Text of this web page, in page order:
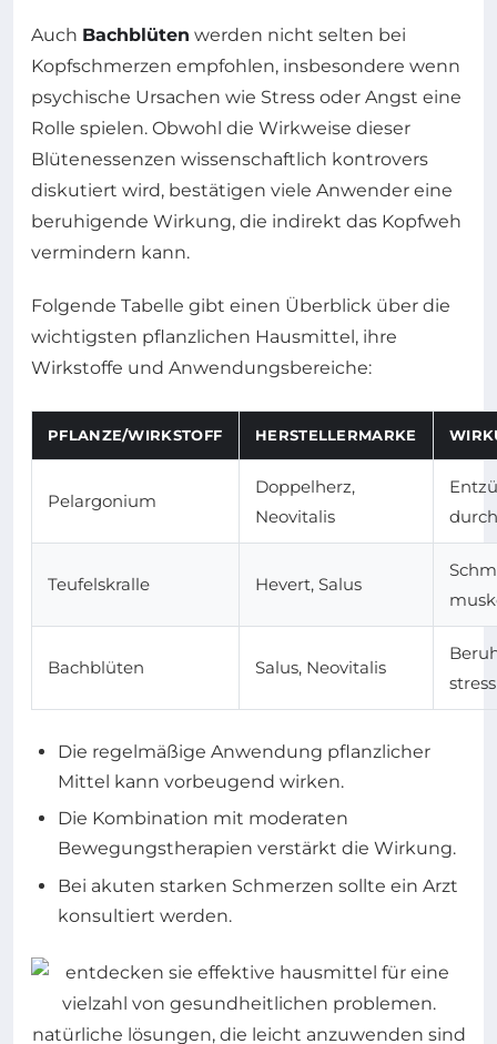
Auch Bachblüten werden nicht selten bei
Kopfschmerzen empfohlen, insbesondere wenn
psychische Ursachen wie Stress oder Angst eine
Rolle spielen. Obwohl die Wirkweise dieser
Blütenessenzen wissenschaftlich kontrovers
diskutiert wird, bestätigen viele Anwender eine
beruhigende Wirkung, die indirekt das Kopfweh
vermindern kann.
Folgende Tabelle gibt einen Überblick über die
wichtigsten pflanzlichen Hausmittel, ihre
Wirkstoffe und Anwendungsbereiche:
PFLANZE/WIRKSTOFF HERSTELLERMARKE
Pelargonium
Doppelherz,
Neovitalis
Teufelskralle Hevert, Salus
Bachblüten Salus, Neovitalis
Die regelmäßige Anwendung pflanzlicher
Mittel kann vorbeugend wirken.
Die Kombination mit moderaten
Bewegungstherapien verstärkt die Wirkung.
Bei akuten starken Schmerzen sollte ein Arzt
konsultiert werden.